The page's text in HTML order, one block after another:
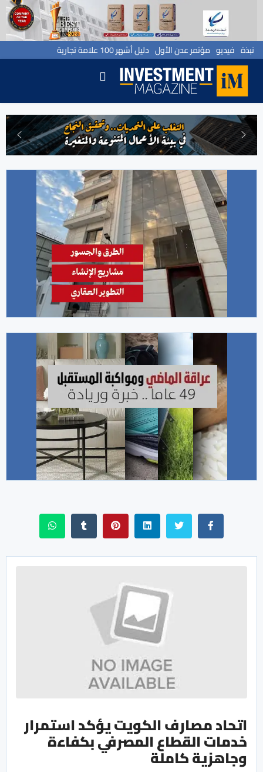
نبذة فيديو مؤتمر عدن الأول دليل أشهر 100 علامة تجارية
اتحاد مصارف الكويت يؤكد استمرار
خدمات القطاع المصرفي بكفاءة
وجاهزية كاملة